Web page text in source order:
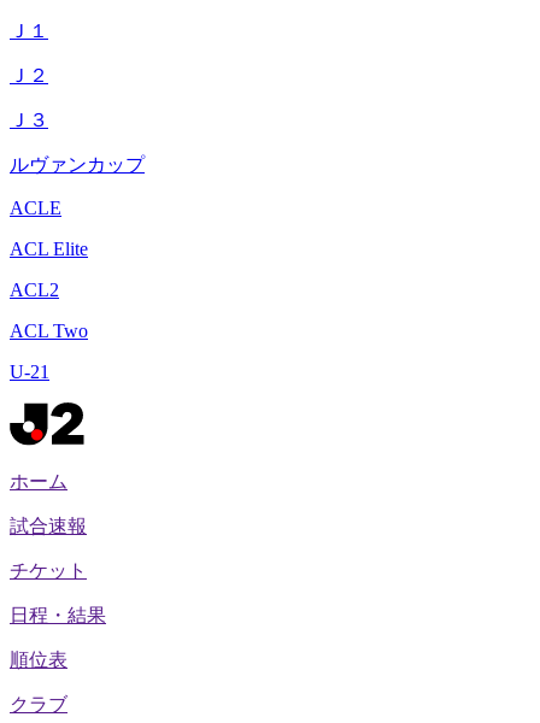
Ｊ１
Ｊ２
Ｊ３
ルヴァンカップ
ACLE
ACL Elite
ACL2
ACL Two
U-21
ホーム
試合速報
チケット
日程・結果
順位表
クラブ